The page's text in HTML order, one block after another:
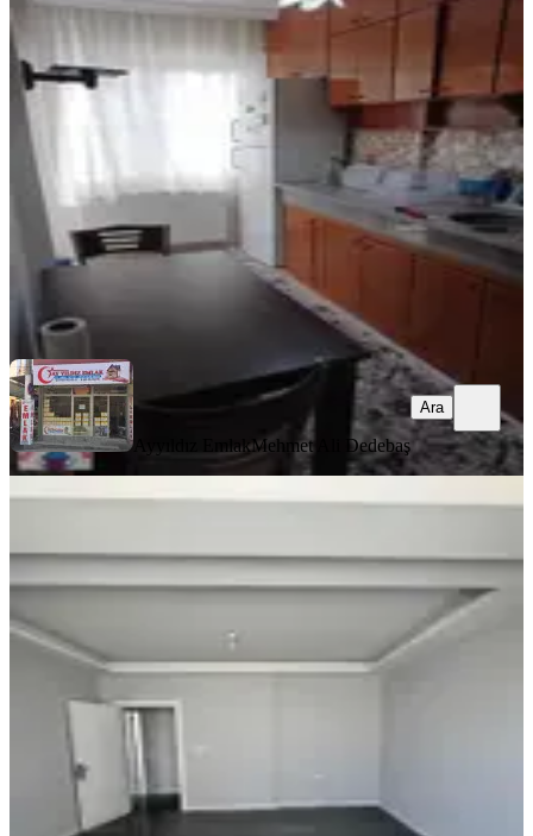
Cumhuriyet Mahallesi 2 + 1 Eşyalı
Kiralık Daire
Akhisar, Cumhuriyet Mahallesi
· 2. Kat 06.08.2026
26.000 ₺
Mehmet Ali Dedebaş
Ara
Ayyıldız EmlakMehmet Ali Dedebaş
Ara
Hürriyet Mahallesi İlçe Jandarma
Akhisar, Hürriyet Mahallesi
24.000 ₺
Akgün Emlak Bilal Başyiğit